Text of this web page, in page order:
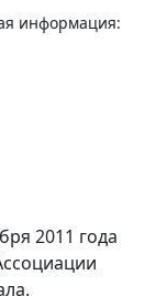
информация:
2011 года